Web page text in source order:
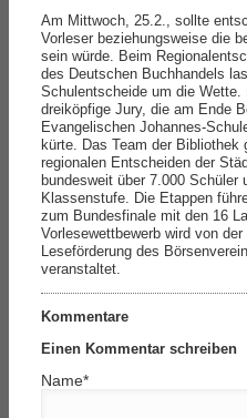
Am Mittwoch, 25.2., sollte
Vorleser beziehungsweise die
sein würde. Beim
des Deutschen Buchhandels
Schulentscheide um die
dreiköpfige Jury, die am Ende
Evangelischen Johannes-
kürte. Das Team der
regionalen Entscheiden der
bundesweit über 7.000 Schüler
Klassenstufe. Die Etappen
zum Bundesfinale mit den 16
Vorlesewettbewerb wird von
Leseförderung des
veranstaltet.
Kommentare
Einen Kommentar schreiben
Name*